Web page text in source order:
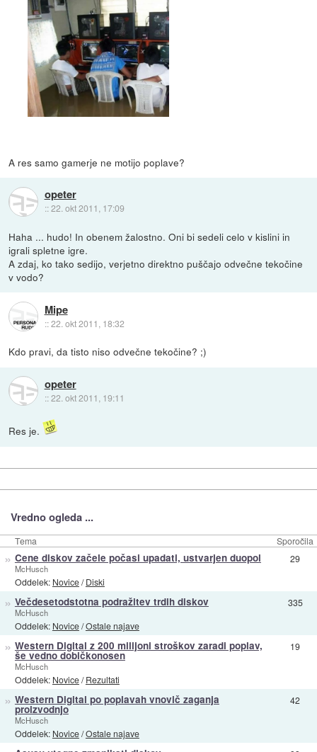
A res samo gamerje ne motijo poplave?
opeter
::22. okt 2011, 17:09
Haha ... hudo! In obenem žalostno. Oni bi sedeli celo v kislini in
igrali spletne igre.
A zdaj, ko tako sedijo, verjetno direktno puščajo odvečne tekočine
v vodo?
Mipe
::22. okt 2011, 18:32
Kdo pravi, da tisto niso odvečne tekočine? ;)
opeter
::22. okt 2011, 19:11
Res je.
Vredno ogleda ...
Tema Sporočila
» Cene diskov začele počasi upadati, ustvarjen duopol
McHusch
Oddelek: Novice/Diski
29
» Večdesetodstotna podražitev trdih diskov
McHusch
Oddelek: Novice/Ostale najave
335
» Western Digital z 200 milijoni stroškov zaradi poplav,
še vedno dobičkonosen
McHusch
Oddelek: Novice/Rezultati
19
» Western Digital po poplavah vnovič zaganja
proizvodnjo
McHusch
Oddelek: Novice/Ostale najave
42